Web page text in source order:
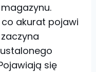
akurat pojawi
się